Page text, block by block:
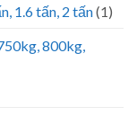
1.6 tấn, 2 tấn(1)
800kg,